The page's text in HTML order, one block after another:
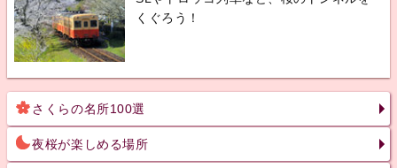
くぐろう！
さくらの名所100選
夜桜が楽しめる場所